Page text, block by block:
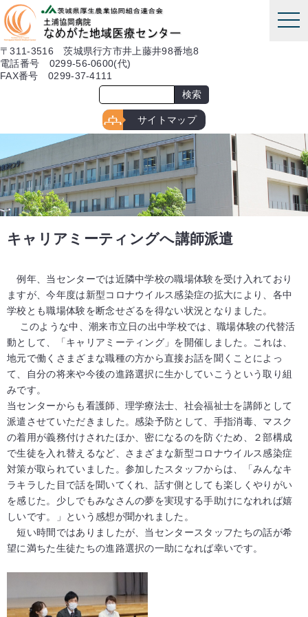
本文へ
〒311-3516 茨城県行方市井上藤井98番地8
電話番号 0299-56-0600(代)
FAX番号 0299-37-4111
サイトマップ
キャリアミーティングへ講師派遣
例年、当センターでは近隣中学校の職場体験を受け入れており
ますが、今年度は新型コロナウイルス感染症の拡大により、各中
学校とも職場体験を断念せざるを得ない状況となりました。
このような中、潮来市立日の出中学校では、職場体験の代替活
動として、「キャリアミーティング」を開催しました。これは、
地元で働くさまざまな職種の方から直接お話を聞くことによっ
て、自分の将来や今後の進路選択に生かしていこうという取り組
みです。
当センターからも看護師、理学療法士、社会福祉士を講師として
派遣させていただきました。感染予防として、手指消毒、マスク
の着用が義務付けされたほか、密になるのを防ぐため、２部構成
で生徒を入れ替えるなど、さまざまな新型コロナウイルス感染症
対策が取られていました。参加したスタッフからは、「みんなキ
ラキラした目で話を聞いてくれ、話す側としても楽しくやりがい
を感じた。少しでもみなさんの夢を実現する手助けになれれば嬉
しいです。」という感想が聞かれました。
短い時間ではありましたが、当センタースタッフたちの話が希
望に満ちた生徒たちの進路選択の一助になれば幸いです。